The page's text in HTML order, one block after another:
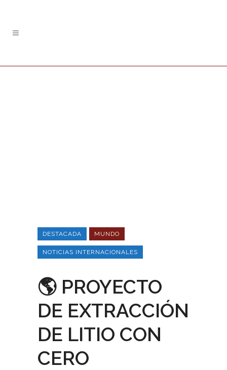
DESTACADA MUNDO
NOTICIAS INTERNACIONALES
🌎 PROYECTO
DE EXTRACCIÓN
DE LITIO CON
CERO